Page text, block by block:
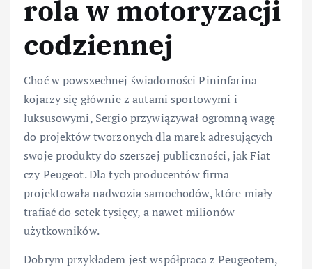
rola w motoryzacji
codziennej
Choć w powszechnej świadomości Pininfarina
kojarzy się głównie z autami sportowymi i
luksusowymi, Sergio przywiązywał ogromną wagę
do projektów tworzonych dla marek adresujących
swoje produkty do szerszej publiczności, jak Fiat
czy Peugeot. Dla tych producentów firma
projektowała nadwozia samochodów, które miały
trafiać do setek tysięcy, a nawet milionów
użytkowników.
Dobrym przykładem jest współpraca z Peugeotem,